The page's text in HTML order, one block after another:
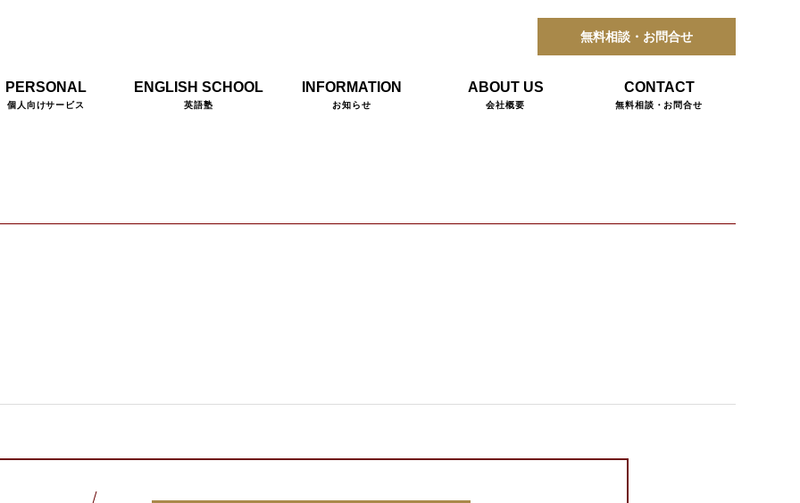
無料相談・お問合せ
PERSONAL
個人向けサービス
ENGLISH SCHOOL
英語塾
INFORMATION
お知らせ
ABOUT US
会社概要
CONTACT
無料相談・お問合せ